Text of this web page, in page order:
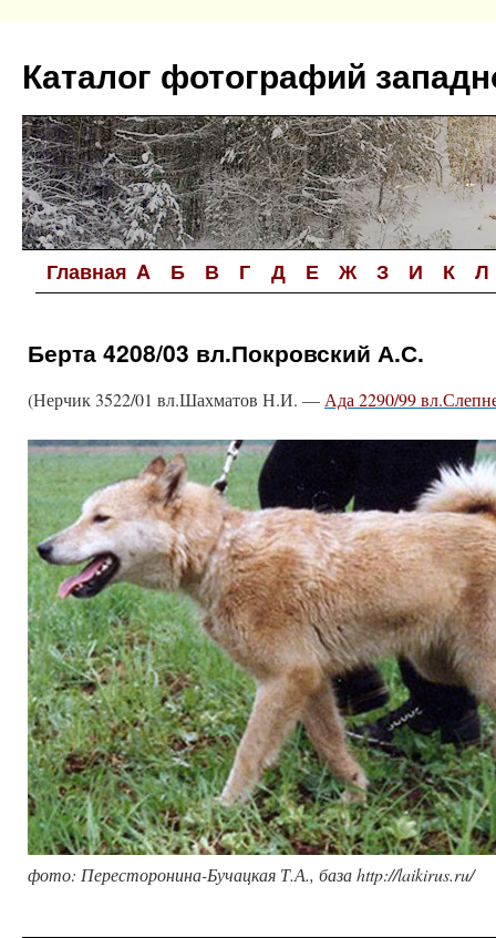
содержимому
Каталог фотографий
Главная A Б В Г Д Е Ж З И К Л
Берта 4208/03 вл.Покровский А.С.
(Нерчик 3522/01 вл.Шахматов Н.И. — Ада 2290/99
фото: Пересторонина-Бучацкая Т.А., база http://laikirus.ru/